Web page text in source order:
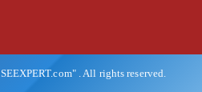
"HSEEXPERT.com". All rights reserved.